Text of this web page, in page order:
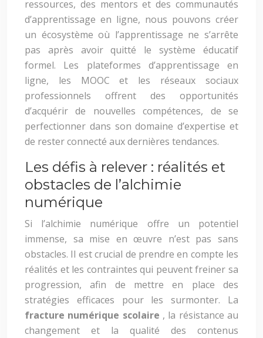
ressources, des mentors et des communautés
d’apprentissage en ligne, nous pouvons créer
un écosystème où l’apprentissage ne s’arrête
pas après avoir quitté le système éducatif
formel. Les plateformes d’apprentissage en
ligne, les MOOC et les réseaux sociaux
professionnels offrent des opportunités
d’acquérir de nouvelles compétences, de se
perfectionner dans son domaine d’expertise et
de rester connecté aux dernières tendances.
Les défis à relever : réalités et
obstacles de l’alchimie
numérique
Si l’alchimie numérique offre un potentiel
immense, sa mise en œuvre n’est pas sans
obstacles. Il est crucial de prendre en compte les
réalités et les contraintes qui peuvent freiner sa
progression, afin de mettre en place des
stratégies efficaces pour les surmonter. La
fracture numérique scolaire , la résistance au
changement et la qualité des contenus